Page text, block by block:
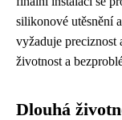
silikonové utěsnění
vyžaduje preciznost
životnost a
Dlouhá